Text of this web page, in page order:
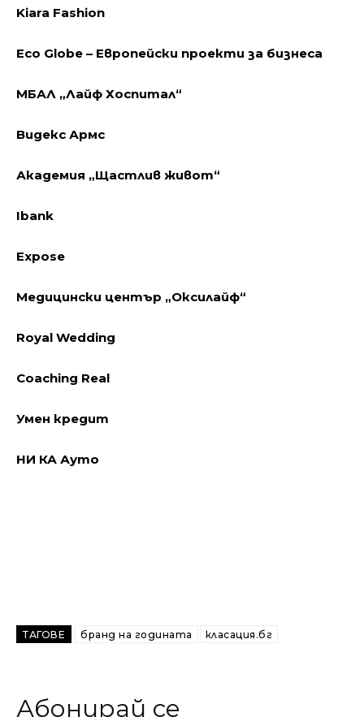
Kiara Fashion
Eco Globe – Европейски проекти за бизнеса
МБАЛ „Лайф Хоспитал“
Видекс Армс
Академия „Щастлив живот“
Ibank
Expose
Медицински център „Оксилайф“
Royal Wedding
Coaching Real
Умен кредит
НИ КА Ауто
ТАГОВЕ бранд на годината класация.бг
Абонирай се